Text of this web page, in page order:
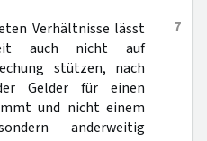
7
Verhältnisse lässt
auch nicht auf
stützen, nach
Gelder für einen
und nicht einem
anderweitig